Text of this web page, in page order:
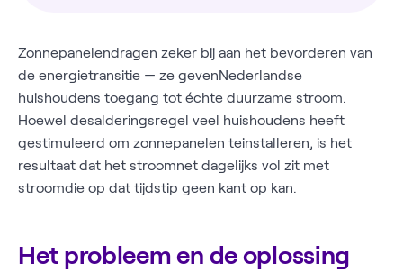
Zonnepanelendragen zeker bij aan het bevorderen van
de energietransitie — ze gevenNederlandse
huishoudens toegang tot échte duurzame stroom.
Hoewel desalderingsregel veel huishoudens heeft
gestimuleerd om zonnepanelen teinstalleren, is het
resultaat dat het stroomnet dagelijks vol zit met
stroomdie op dat tijdstip geen kant op kan.
Het probleem en de oplossing